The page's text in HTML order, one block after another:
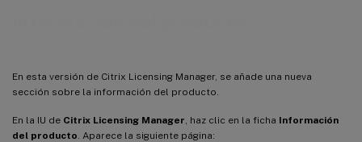
En esta versión de Citrix Licensing Manager, se añade una nueva
sección sobre la información del producto.
En la IU de Citrix Licensing Manager , haz clic en la ficha Información
del producto . Aparece la siguiente página: